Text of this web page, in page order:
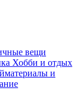
вещи
Хобби и отдых
и